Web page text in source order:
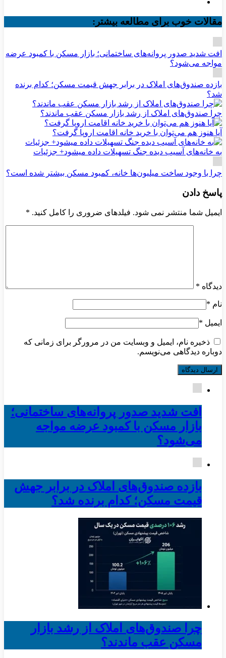
مقالات خوب برای مطالعه بیشتر:
افت شدید صدور پروانه‌های ساختمانی؛ بازار مسکن با کمبود عرضه
مواجه می‌شود؟
بازده صندوق‌های املاک در برابر جهش قیمت مسکن؛ کدام برنده
شد؟
چرا صندوق‌های املاک از رشد بازار مسکن عقب ماندند؟
آیا هنوز هم می‌توان با خرید خانه اقامت اروپا گرفت؟
به خانه‌های آسیب دیده جنگ تسهیلات داده میشود+ جزئیات
چرا با وجود ساخت میلیون‌ها خانه، کمبود مسکن بیشتر شده است؟
پاسخ دادن
ایمیل شما منتشر نمی شود. فیلدهای ضروری را کامل کنید. *
دیدگاه *
نام *
ایمیل *
ذخیره نام، ایمیل و وبسایت من در مرورگر برای زمانی که
دوباره دیدگاهی می‌نویسم.
افت شدید صدور پروانه‌های ساختمانی؛
بازار مسکن با کمبود عرضه مواجه
می‌شود؟
بازده صندوق‌های املاک در برابر جهش
قیمت مسکن؛ کدام برنده شد؟
چرا صندوق‌های املاک از رشد بازار
مسکن عقب ماندند؟